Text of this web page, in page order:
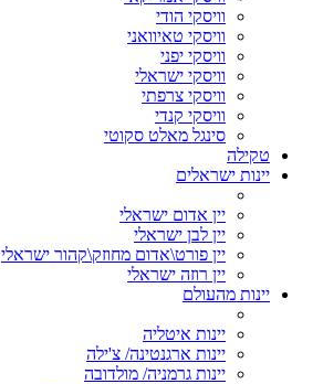
וויסקי הודי
וויסקי טאיוואני
וויסקי יפני
וויסקי ישראלי
וויסקי צרפתי
וויסקי קנדי
סינגל מאלט סקוטי
טקילה
יינות ישראלים
יין אדום ישראלי
יין לבן ישראלי
יין פורט\אדום מחוזק\קהור ישראלי
יין רוזה ישראלי
יינות מהעולם
יינות איטליה
יינות ארגנטינה/ צ'ילה
יינות גרמניה/ מולדובה